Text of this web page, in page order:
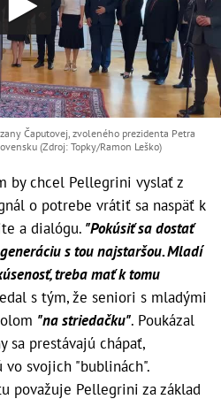
Čaputovej, zvoleného prezidenta Petra
(Zdroj: Topky/Ramon Leško)
by chcel Pellegrini vyslať z
o potrebe vrátiť sa naspäť k
a dialógu. "Pokúsiť sa dostať
s tou najstaršou. Mladí
treba mať k tomu
s tým, že seniori s mladými
"na striedačku". Poukázal
sa prestávajú chápať,
vo svojich "bublinách".
považuje Pellegrini za základ